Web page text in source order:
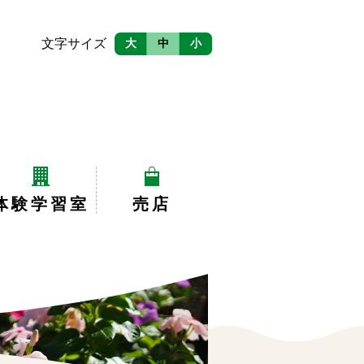
験学習室 売店
文字サイズ 大 中 小